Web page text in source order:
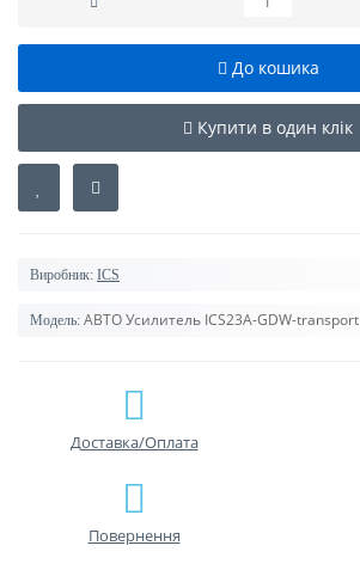
До кошика
Купити в один клік
Виробник: ICS
Модель: АВТО Усилитель ICS23А-GDW-transport
Доставка/Оплата
Повернення